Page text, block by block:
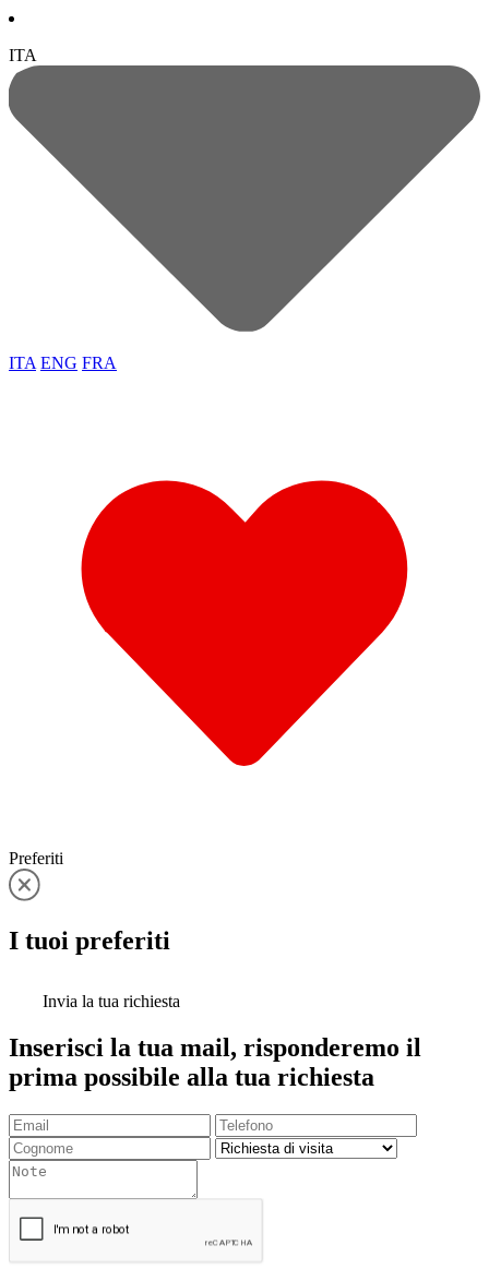
ITA
ITA ENG FRA
Preferiti
I tuoi preferiti
Invia la tua richiesta
Inserisci la tua mail, risponderemo il
prima possibile alla tua richiesta